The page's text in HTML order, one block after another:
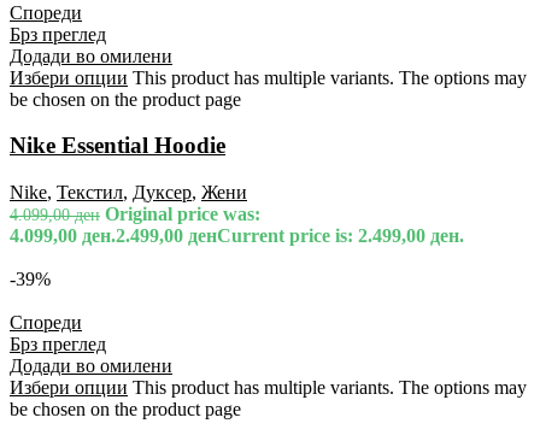
Спореди
Брз преглед
Додади во омилени
Избери опции This product has multiple variants. The options may
be chosen on the product page
Nike Essential Hoodie
Nike, Текстил, Дуксер, Жени
4.099,00ден Original price was:
4.099,00 ден.2.499,00 денCurrent price is: 2.499,00 ден.
-39%
Спореди
Брз преглед
Додади во омилени
Избери опции This product has multiple variants. The options may
be chosen on the product page